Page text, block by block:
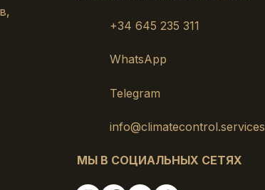
+34 645 235 311
WhatsApp
Telegram
info@climatecontrol.services
МЫ В СОЦИАЛЬНЫХ СЕТЯХ